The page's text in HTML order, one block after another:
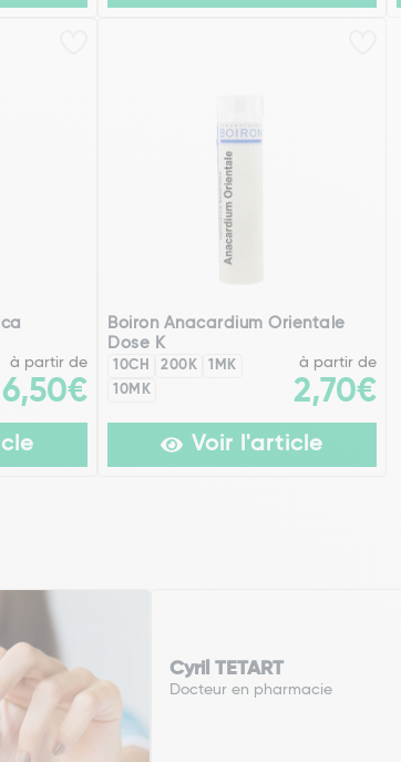
à partir de
6,50€
Boiron Anacardium Orientale
Dose K
10CH 200K
1MK
10MK
à partir de
2,70€
Voir l'article
Cyril TETART
Docteur en pharmacie